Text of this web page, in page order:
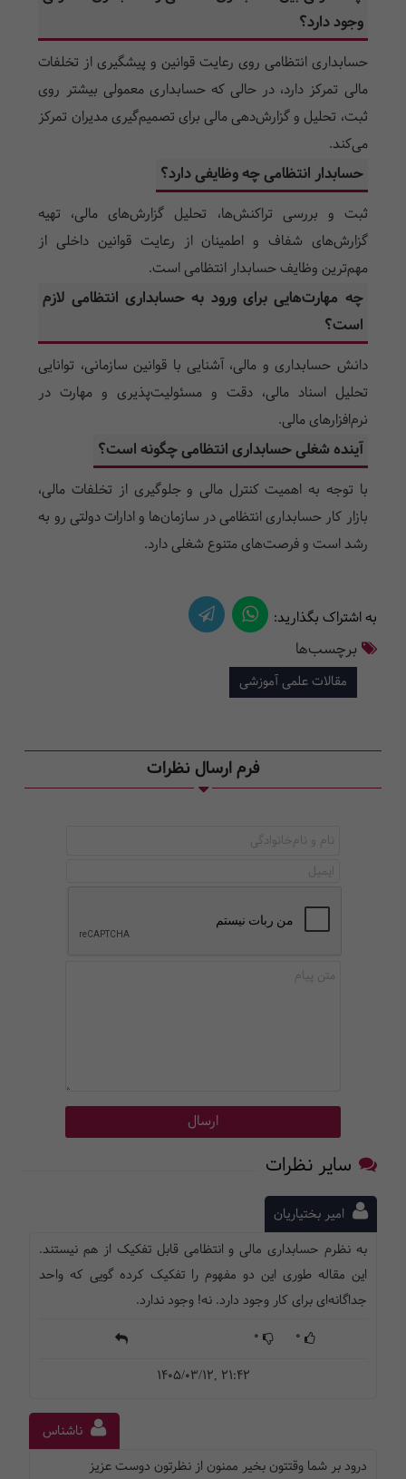
وجود دارد؟
حسابداری انتظامی روی رعایت قوانین و پیشگیری از تخلفات
مالی تمرکز دارد، در حالی که حسابداری معمولی بیشتر روی
ثبت، تحلیل و گزارش‌دهی مالی برای تصمیم‌گیری مدیران تمرکز
می‌کند.
حسابدار انتظامی چه وظایفی دارد؟
ثبت و بررسی تراکنش‌ها، تحلیل گزارش‌های مالی، تهیه
گزارش‌های شفاف و اطمینان از رعایت قوانین داخلی از
مهم‌ترین وظایف حسابدار انتظامی است.
چه مهارت‌هایی برای ورود به حسابداری انتظامی لازم
است؟
دانش حسابداری و مالی، آشنایی با قوانین سازمانی، توانایی
تحلیل اسناد مالی، دقت و مسئولیت‌پذیری و مهارت در
نرم‌افزارهای مالی.
آینده شغلی حسابداری انتظامی چگونه است؟
با توجه به اهمیت کنترل مالی و جلوگیری از تخلفات مالی،
بازار کار حسابداری انتظامی در سازمان‌ها و ادارات دولتی رو به
رشد است و فرصت‌های متنوع شغلی دارد.
به اشتراک بگذارید:
برچسب‌ها
مقالات علمی آموزشی
فرم ارسال نظرات
سایر نظرات
امیر بختیاریان
به نظرم حسابداری مالی و انتظامی قابل تفکیک از هم نیستند.
این مقاله طوری این دو مفهوم را تفکیک کرده گویی که واحد
جداگانه‌ای برای کار وجود دارد. نه! وجود ندارد.
0
0
1405/03/12, 21:42
ناشناس
درود بر شما وقتتون بخیر ممنون از نظرتون دوست عزیز